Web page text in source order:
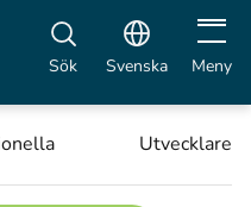
Sök Svenska Öppna
Meny
Utvecklare